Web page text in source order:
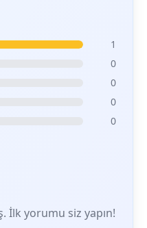
1
0
0
0
0
İlk yorumu siz yapın!